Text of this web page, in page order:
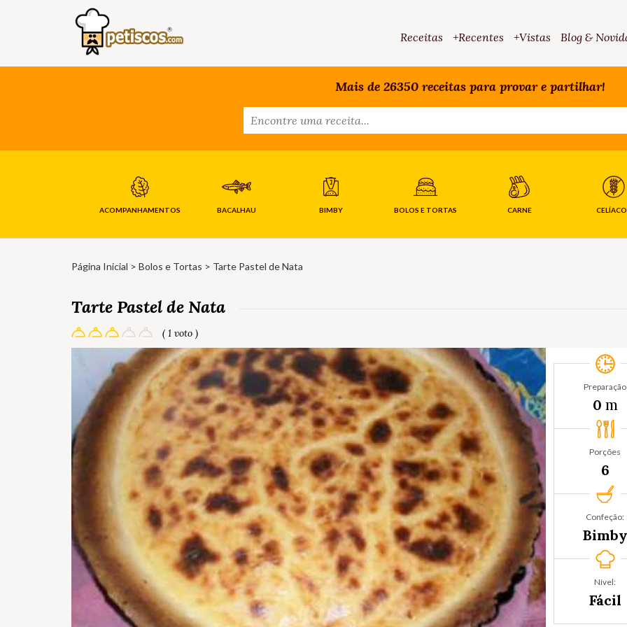
Receitas +Recentes +Vistas Blog &
Mais de 26350 receitas para provar e partilhar!
ACOMPANHAMENTOS BACALHAU BIMBY BOLOS E TORTAS CARNE
Página Inicial > Bolos e Tortas > Tarte Pastel de Nata
Tarte Pastel de Nata
( 1 voto )
Preparação
0 m
Porções
6
Confeção:
Bimby
Nível:
Fácil